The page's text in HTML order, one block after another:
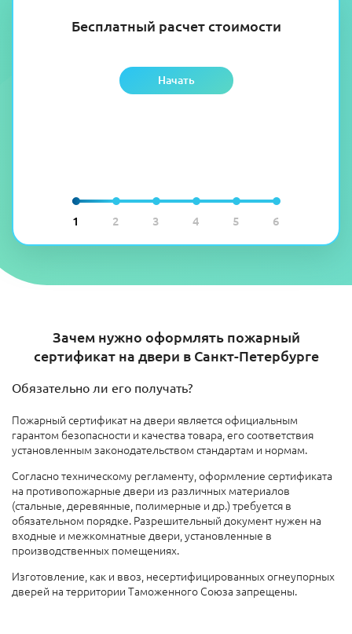
1 2 3 4 5 6
Бесплатный расчет стоимости
Начать
Зачем нужно оформлять пожарный
сертификат на двери в Санкт-Петербурге
Обязательно ли его получать?
Пожарный сертификат на двери является официальным
гарантом безопасности и качества товара, его соответствия
установленным законодательством стандартам и нормам.
Согласно техническому регламенту, оформление сертификата
на противопожарные двери из различных материалов
(стальные, деревянные, полимерные и др.) требуется в
обязательном порядке. Разрешительный документ нужен на
входные и межкомнатные двери, установленные в
производственных помещениях.
Изготовление, как и ввоз, несертифицированных огнеупорных
дверей на территории Таможенного Союза запрещены.